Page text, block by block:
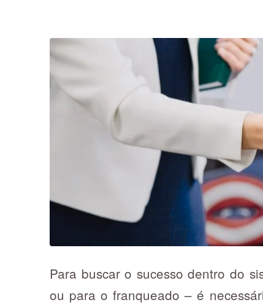
Para buscar o sucesso dentro do
ou para o franqueado – é